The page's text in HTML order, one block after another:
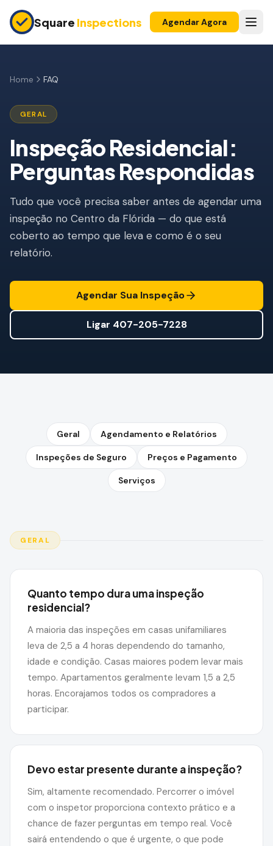
Square Inspections Agendar Agora
Inspeção Pré-Compra
Garantia 11 Meses
Inspeção de Apartamento
Inspeção Pré-Listagem
Imóvel para Investimento
INSPEÇÕES DE SEGURO
Inspeção 4 Pontos
Certificação de Telhado
SERVIÇOS ESPECIALIZADOS
Inspeção por Drone
Inspeção de Cupim
407-205-7228
Agendar Inspeção
Home FAQ
GERAL
Home Inspection FAQs, Orlando, FL
Inspeção Residencial:
Perguntas Respondidas
Tudo que você precisa saber antes de agendar uma
inspeção no Centro da Flórida — do que está
coberto ao tempo que leva e como é o seu
relatório.
Agendar Sua Inspeção
Ligar 407-205-7228
Geral Agendamento e Relatórios
Inspeções de Seguro Preços e Pagamento
Serviços
GERAL
Quanto tempo dura uma inspeção
residencial?
A maioria das inspeções em casas unifamiliares
leva de 2,5 a 4 horas dependendo do tamanho,
idade e condição. Casas maiores podem levar mais
tempo. Apartamentos geralmente levam 1,5 a 2,5
horas. Encorajamos todos os compradores a
participar.
Devo estar presente durante a inspeção?
Sim, altamente recomendado. Percorrer o imóvel
com o inspetor proporciona contexto prático e a
chance de fazer perguntas em tempo real. Você
sairá entendendo o que é urgente, o que pode